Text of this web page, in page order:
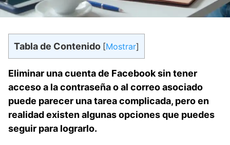
Tabla de Contenido [Mostrar]
Eliminar una ⁢cuenta de Facebook sin tener
acceso a la contraseña o al correo asociado
puede parecer una tarea ⁤complicada, pero en
realidad‌ existen algunas opciones que puedes
seguir para lograrlo.